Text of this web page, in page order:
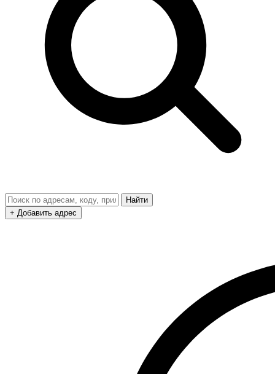
Найти
+ Добавить адрес